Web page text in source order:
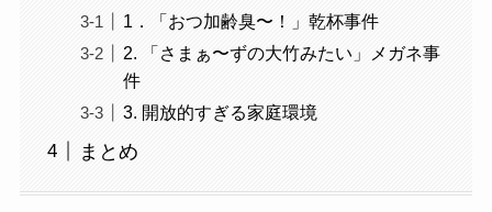
1．「おつ加齢臭〜！」乾杯事件
2. 「さまぁ〜ずの大竹みたい」メガネ事
件
3. 開放的すぎる家庭環境
まとめ